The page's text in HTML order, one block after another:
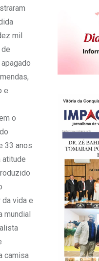
mil
e
o
33 anos
atitude
vida e
camisa